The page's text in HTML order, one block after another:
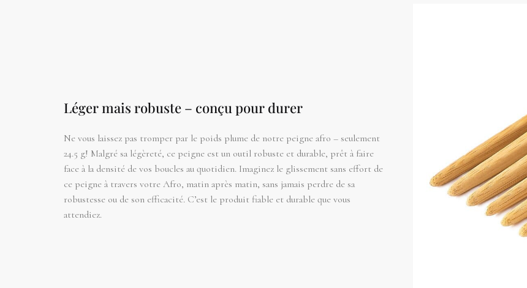
Léger mais robuste – conçu pour durer
Ne vous laissez pas tromper par le poids plume de notre peigne afro – seulement
24.5 g! Malgré sa légèreté, ce peigne est un outil robuste et durable, prêt à faire
face à la densité de vos boucles au quotidien. Imaginez le glissement sans effort de
ce peigne à travers votre Afro, matin après matin, sans jamais perdre de sa
robustesse ou de son efficacité. C’est le produit fiable et durable que vous
attendiez.